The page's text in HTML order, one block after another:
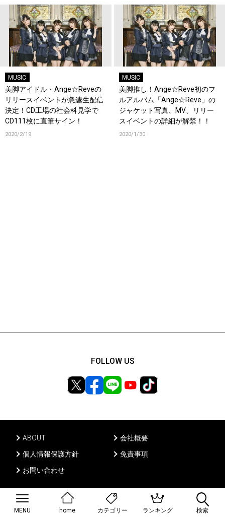
MUSIC
美脚アイドル・Ange☆Reveの
リリースイベントが急遽生配信
決定！CD工場の社会科見学で
CD111枚に直筆サイン！
2020/2/19
MUSIC
美脚推し！Ange☆Reve初のフ
ルアルバム「Ange☆Reve」の
ジャケット写真、MV、リリー
スイベントの詳細が解禁！！
2020/1/30
MENU home カテゴリー ランキング 検索
ABOUT
会社概要
個人情報保護方針
免責事項
お問い合わせ
FOLLOW US
Ⓒ PONY CANYON INC, All rights reserved.